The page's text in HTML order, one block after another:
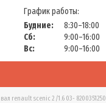
График работы:
Будние:
8:30–18:00
Сб:
9:00–16:00
Вс:
9:00–16:00
renault scenic 2 /1.6 03- 8200351250